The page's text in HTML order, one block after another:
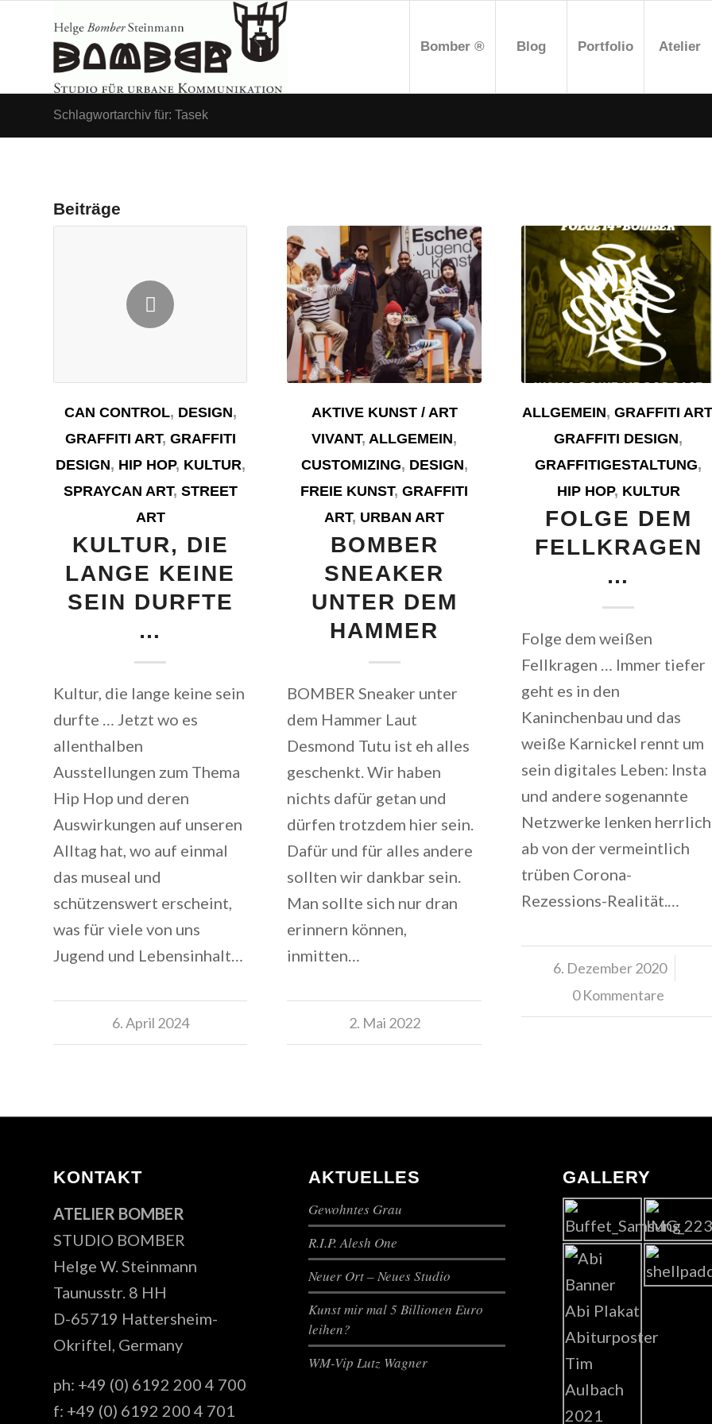
Bomber ® Blog Portfolio Atelier
Schlagwortarchiv für: Tasek
Beiträge
CAN CONTROL, DESIGN,
GRAFFITI ART, GRAFFITI
DESIGN, HIP HOP, KULTUR,
SPRAYCAN ART, STREET
ART
KULTUR, DIE
LANGE KEINE
SEIN DURFTE
…
Kultur, die lange keine sein
durfte … Jetzt wo es
allenthalben
Ausstellungen zum Thema
Hip Hop und deren
Auswirkungen auf unseren
Alltag hat, wo auf einmal
das museal und
schützenswert erscheint,
was für viele von uns
Jugend und Lebensinhalt…
6. April 2024
AKTIVE KUNST / ART
VIVANT, ALLGEMEIN,
CUSTOMIZING, DESIGN,
FREIE KUNST,GRAFFITI
ART, URBAN ART
BOMBER
SNEAKER
UNTER DEM
HAMMER
BOMBER Sneaker unter
dem Hammer Laut
Desmond Tutu ist eh alles
geschenkt. Wir haben
nichts dafür getan und
dürfen trotzdem hier sein.
Dafür und für alles andere
sollten wir dankbar sein.
Man sollte sich nur dran
erinnern können,
inmitten…
2. Mai 2022
ALLGEMEIN, GRAFFITI ART
GRAFFITI DESIGN,
GRAFFITIGESTALTUNG,
HIP HOP, KULTUR
FOLGE DEM
FELLKRAGEN
…
Folge dem weißen
Fellkragen … Immer tiefer
geht es in den
Kaninchenbau und das
weiße Karnickel rennt um
sein digitales Leben: Insta
und andere sogenannte
Netzwerke lenken herrlich
ab von der vermeintlich
trüben Corona-
Rezessions-Realität.…
6. Dezember 2020
/
0 Kommentare
KONTAKT
ATELIER BOMBER
STUDIO BOMBER
Helge W. Steinmann
Taunusstr. 8 HH
D-65719 Hattersheim-
Okriftel, Germany
ph: +49 (0) 6192 200 4 700
f: +49 (0) 6192 200 4 701
AKTUELLES
Gewohntes Grau
R.I.P. Alesh One
Neuer Ort – Neues Studio
Kunst mir mal 5 Billionen Euro
leihen?
WM-Vip Lutz Wagner
GALLERY